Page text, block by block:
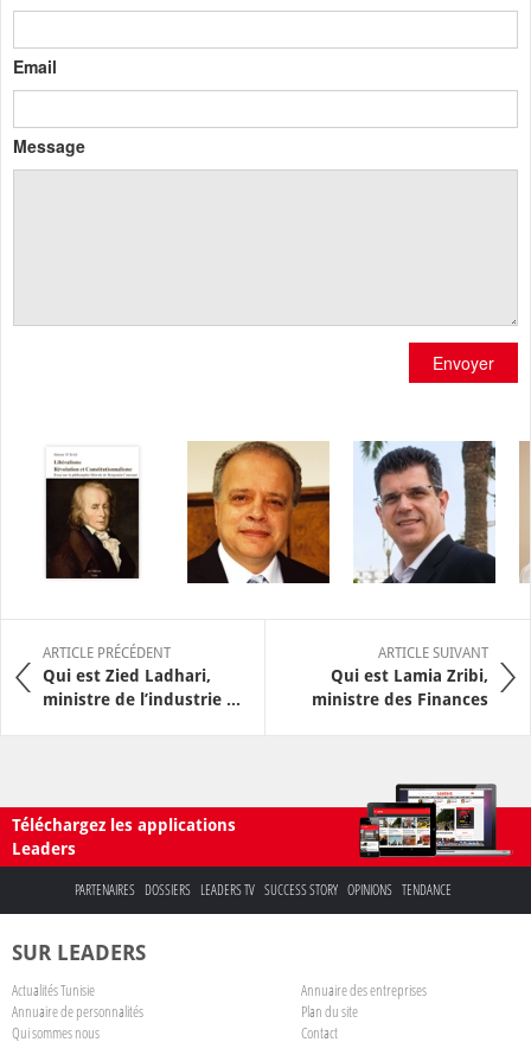
Email
Message
Envoyer
ARTICLE PRÉCÉDENT
Qui est Zied Ladhari,
ministre de l’industrie ...
ARTICLE SUIVANT
Qui est Lamia Zribi,
ministre des Finances
Téléchargez les applications
Leaders
PARTENAIRES DOSSIERS LEADERS TV SUCCESS STORY OPINIONS TENDANCE
SUR LEADERS
Actualités Tunisie
Annuaire des entreprises
Annuaire de personnalités
Plan du site
Qui sommes nous
Contact